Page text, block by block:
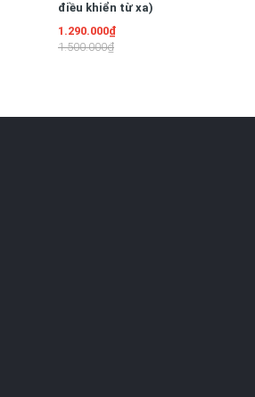
điều khiển từ xa)
1.290.000₫
1.500.000₫